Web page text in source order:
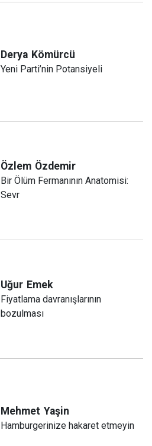
Derya Kömürcü
Yeni Parti’nin Potansiyeli
Özlem Özdemir
Bir Ölüm Fermanının Anatomisi:
Sevr
Uğur Emek
Fiyatlama davranışlarının
bozulması
Mehmet Yaşin
Hamburgerinize hakaret etmeyin